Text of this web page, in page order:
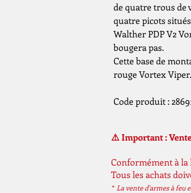
de quatre trous de
quatre picots
Walther PDP V2
bougera pas.
Cette base de
rouge Vortex Viper.
Code produit :
⚠️ Important :
Conformément à la
Tous les achats
* La vente d'armes à feu